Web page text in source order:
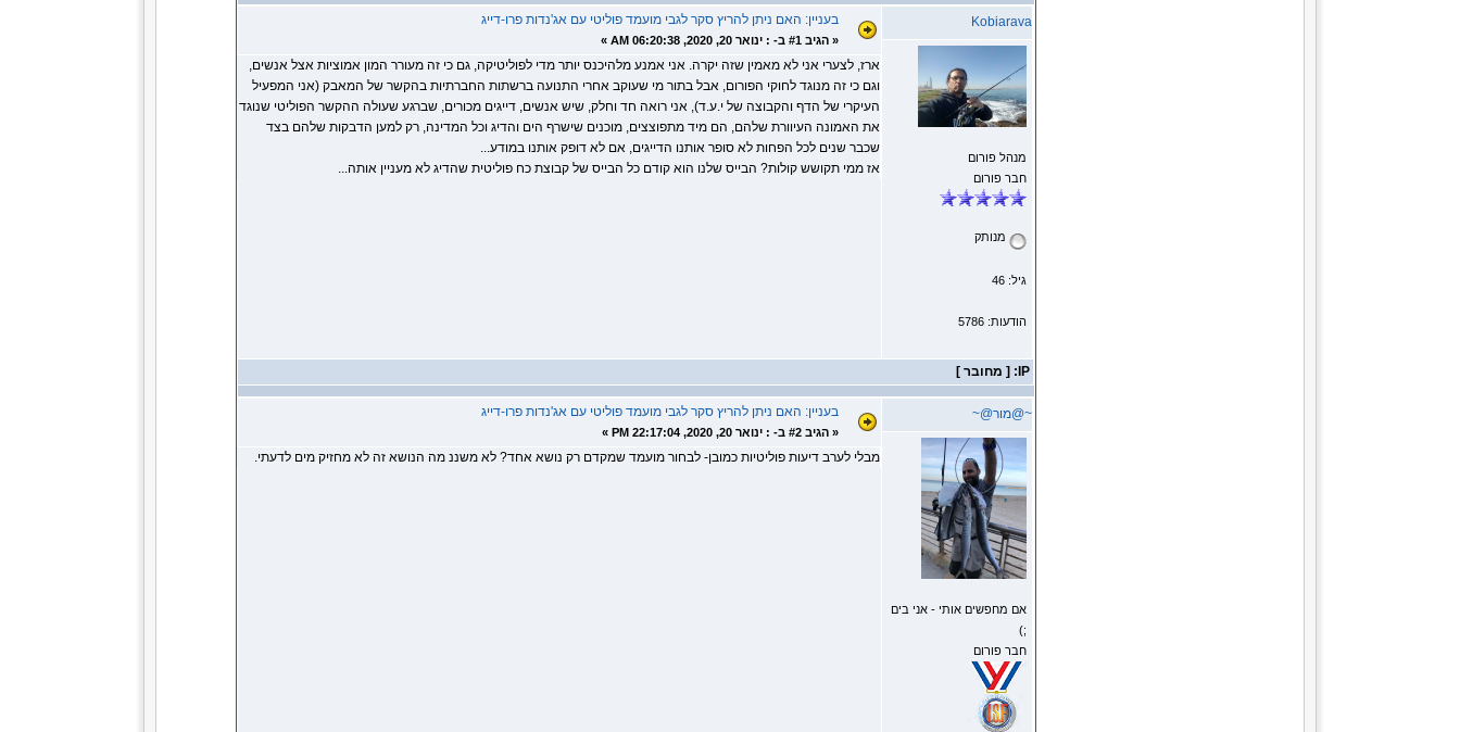
Kobiarava
מנהל פורום
חבר פורום
מנותק
גיל: 46
הודעות: 5786
בעניין: האם ניתן להריץ סקר לגבי מועמד פוליטי עם אג'נדות פרו-דייג
« הגיב #1 ב- : ינואר 20, 2020, 06:20:38 AM »
ארז, לצערי אני לא מאמין שזה יקרה. אני אמנע מלהיכנס יותר מדי לפוליטיקה, גם כי זה מעורר המון אמוציות אצל אנשים,
וגם כי זה מנוגד לחוקי הפורום, אבל בתור מי שעוקב אחרי התנועה ברשתות החברתיות בהקשר של המאבק (אני המפעיל
העיקרי של הדף והקבוצה של י.ע.ד), אני רואה חד וחלק, שיש אנשים, דייגים מכורים, שברגע שעולה ההקשר הפוליטי שנוגד
את האמונה העיוורת שלהם, הם מיד מתפוצצים, מוכנים שישרף הים והדיג וכל המדינה, רק למען הדבקות שלהם בצד
שכבר שנים לכל הפחות לא סופר אותנו הדייגים, אם לא דופק אותנו במודע...
אז ממי תקושש קולות? הבייס שלנו הוא קודם כל הבייס של קבוצת כח פוליטית שהדיג לא מעניין אותה...
~@מור@~
אם מחפשים אותי - אני בים
;)
חבר פורום
בעניין: האם ניתן להריץ סקר לגבי מועמד פוליטי עם אג'נדות פרו-דייג
« הגיב #2 ב- : ינואר 20, 2020, 22:17:04 PM »
מבלי לערב דיעות פוליטיות כמובן- לבחור מועמד שמקדם רק נושא אחד? לא משננ מה הנושא זה לא מחזיק מים לדעתי.